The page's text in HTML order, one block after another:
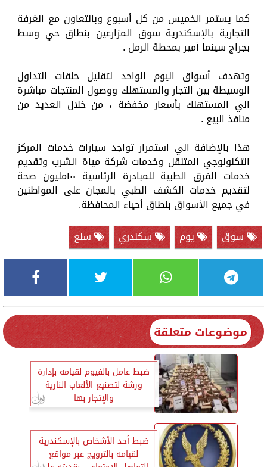
كما يستمر الخميس من كل أسبوع وبالتعاون مع الغرفة
التجارية بالإسكندرية سوق المزارعين بنطاق حي وسط
بجراج سينما أمير بمحطة الرمل .
وتهدف أسواق اليوم الواحد لتقليل حلقات التداول
الوسيطة بين التجار والمستهلك ووصول المنتجات مباشرة
الي المستهلك بأسعار مخفضة ، من خلال العديد من
منافذ البيع .
هذا بالإضافة الي استمرار تواجد سيارات خدمات المركز
التكنولوجي المتنقل وخدمات شركة مياة الشرب وتقديم
خدمات الفرق الطبية للمبادرة الرئاسية ١٠٠مليون صحة
لتقديم خدمات الكشف الطبي بالمجان على المواطنين
في جميع الأسواق بنطاق أحياء المحافظة.
سوق
يوم سكندري سلع
موضوعات متعلقة
ضبط عامل بالفيوم لقيامه بإدارة
ورشة لتصنيع الألعاب النارية
والإتجار بها
ضبط أحد الأشخاص بالإسكندرية
لقيامه بالترويج عبر مواقع